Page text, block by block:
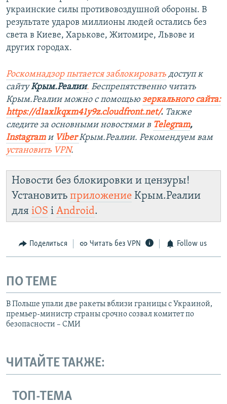
украинские силы противовоздушной обороны. В
результате ударов миллионы людей остались без
света в Киеве, Харькове, Житомире, Львове и
других городах.
Роскомнадзор пытается заблокировать доступ к
сайтуКрым.Реалии. Беспрепятственно читать
Крым.Реалии можно с помощью зеркального сайта:
https://d1axlkqxm41y9z.cloudfront.net/. ​ Также
следите за основными новостями в Telegram,
Instagram и ViberКрым.Реалии. Рекомендуем вам
установить VPN.
Новости без блокировки и цензуры!
Установить приложение Крым.Реалии
для iOS і Android.
Поделиться Читать без VPN Follow us
ПО ТЕМЕ
В Польше упали две ракеты вблизи границы с Украиной,
премьер-министр страны срочно созвал комитет по
безопасности – СМИ
ЧИТАЙТЕ ТАКЖЕ:
ТОП-ТЕМА